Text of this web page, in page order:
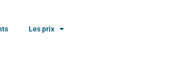
Les prix